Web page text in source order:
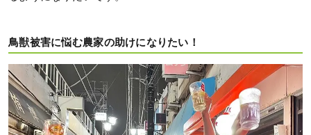
鳥獣被害に悩む農家の助けになりたい！